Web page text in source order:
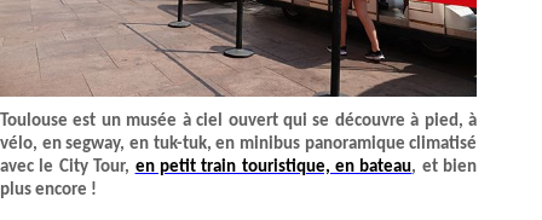
Toulouse est un musée à ciel ouvert qui se découvre à pied, à
vélo, en segway, en tuk-tuk, en minibus panoramique climatisé
avec le City Tour, en petit train touristique, en bateau, et bien
plus encore !